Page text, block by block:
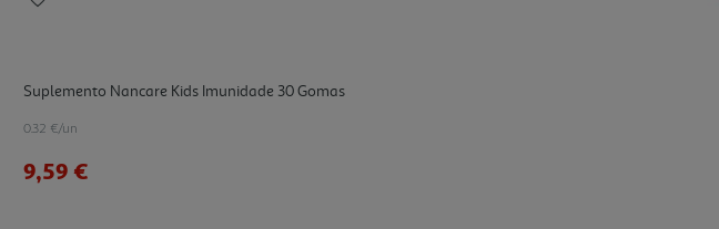
Suplemento Nancare Kids Imunidade 30 Gomas
0.32 €/un
9,59 €